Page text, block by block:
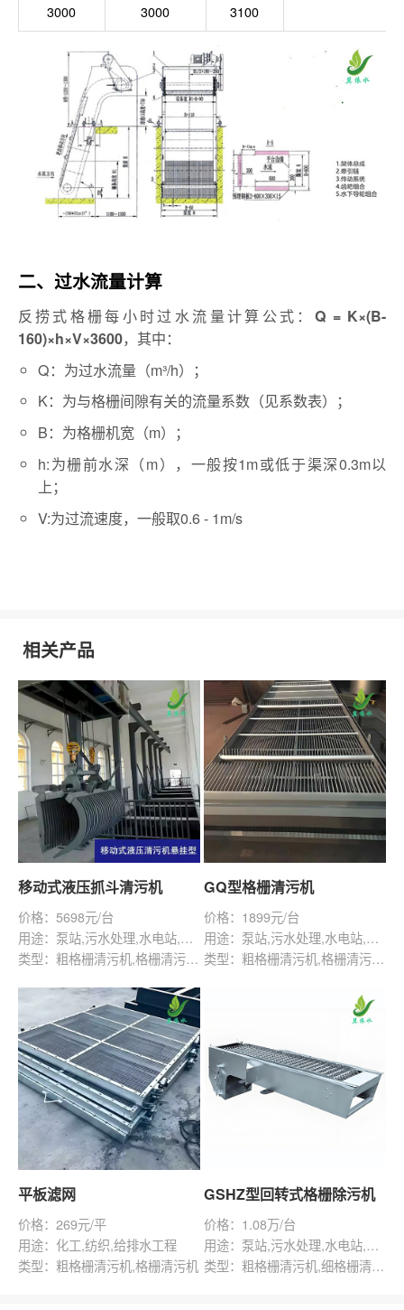
3000 3000 3100
二、过水流量计算
反捞式格栅每小时过水流量计算公式： Q = K×(B-
160)×h×V×3600，其中：
Q：为过水流量（m³/h）；
K：为与格栅间隙有关的流量系数（见系数表）；
B：为格栅机宽（m）；
h:为栅前水深（m），一般按1m或低于渠深0.3m以
上；
V:为过流速度，一般取0.6 - 1m/s
相关产品
移动式液压抓斗清污机
价格：5698元/台
用途：泵站,污水处理,水电站,自来水厂,渠道,水产养殖,化工,纺织,给排水工程
类型：粗格栅清污机,格栅清污机,移动式清污机
GQ型格栅清污机
价格：1899元/台
用途：泵站,污水处理,水电站,自来水厂,给排水工程
类型：粗格栅清污机,格栅清污机,回转式清污机
平板滤网
价格：269元/平
用途：化工,纺织,给排水工程
类型：粗格栅清污机,格栅清污机
GSHZ型回转式格栅除污机
价格：1.08万/台
用途：泵站,污水处理,水电站,自来水厂,渠道,水产养殖,化工,纺织,给排水工程
类型：粗格栅清污机,细格栅清污机,格栅清污机,回转式清污机